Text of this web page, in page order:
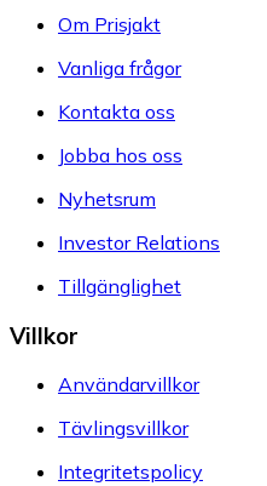
Om Prisjakt
Vanliga frågor
Kontakta oss
Jobba hos oss
Nyhetsrum
Investor Relations
Tillgänglighet
Villkor
Användarvillkor
Tävlingsvillkor
Integritetspolicy